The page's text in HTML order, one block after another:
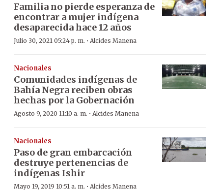
Familia no pierde esperanza de
encontrar a mujer indígena
desaparecida hace 12 años
Julio 30, 2021 05:24 p. m. · Alcides Manena
Nacionales
Comunidades indígenas de
Bahía Negra reciben obras
hechas por la Gobernación
Agosto 9, 2020 11:10 a. m. · Alcides Manena
Nacionales
Paso de gran embarcación
destruye pertenencias de
indígenas Ishir
Mayo 19, 2019 10:51 a. m. · Alcides Manena